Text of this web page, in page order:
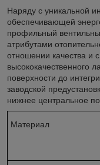
Наряду с уникальной
обеспечивающей
профильный
атрибутами
отношении качества и
высококачественного
поверхности до
заводской
нижнее центральное
Материал